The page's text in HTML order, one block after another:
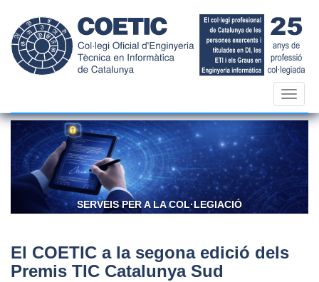
contingut
A LA COL·LEGIACIÓ
El COETIC a la segona edició dels
Premis TIC Catalunya Sud